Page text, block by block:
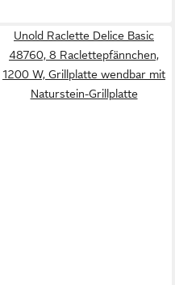
Unold Raclette Delice Basic
48760, 8 Raclettepfännchen,
1200 W, Grillplatte wendbar mit
Naturstein-Grillplatte